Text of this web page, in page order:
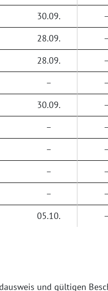
30.09. –
28.09. –
28.09. –
– –
30.09. –
– –
– –
– –
– –
05.10. –
und gültigen